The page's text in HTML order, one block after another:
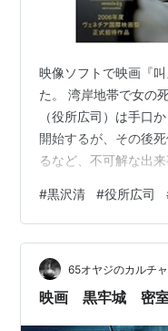
1992年12月発行
1997年10月発行『
2001年2月発行『
2006年7月発行『
2006年8月発行『
2007年『映画のこ
2008年『恐怖の対
映像ソフトで映画『
た。 湾岸地帯で女の
（役所広司）は手口
開始するが、その後
るなど、不可解な出
ら自信を持てなくな
た謎めいた女（葉月
張と緩和である。」
た。笑いと恐怖は紙
を黒沢のきよっさん
#黒沢清 #役所広司
65オヤジのカルチ
映画 黒牢城 密室